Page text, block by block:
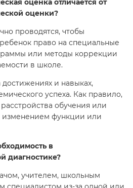
оценка отличается от
оценки?
проводятся, чтобы
право на специальные
или методы коррекции
в школе.
и навыках,
успеха. Как правило,
обучения или
изменением функции или
в
диагностике?
учителем, школьным